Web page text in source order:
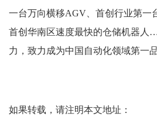
一台万向横移AGV、首创行业第一
首创华南区速度最快的仓储机器
力，致力成为中国自动化领域第一品
如果转载，请注明本文地址：